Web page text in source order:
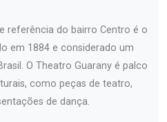
referência do bairro Centro é o
em 1884 e considerado um
O Theatro Guarany é palco
como peças de teatro,
de dança.